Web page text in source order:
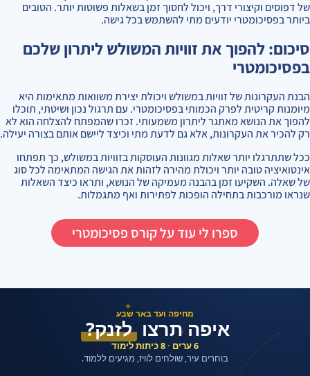
של דפוסים וקיצורי דרך, ויכול לחסוך זמן בשאלות פשוטות יותר. הטובים
ביותר בפסיכומטרי יודעים מתי להשתמש בכל גישה.
סיכום: להפוך את זוויות המשולש ליתרון שלכם
בפסיכומטרי
הבנת העקרונות של זוויות במשולש ויכולת יצירת משוואות מתאימות היא
מיומנות קריטית לפרק הכמותי בפסיכומטרי. עם תרגול נכון ושיטתי, תוכלו
להפוך את הנושא מאתגר ליתרון משמעותי. זכרו שהמפתח להצלחה הוא לא
רק להכיר את העקרונות, אלא גם לדעת מתי וכיצד ליישם אותם בצורה יעילה.
ככל שתתרגלו יותר שאלות מגוונות העוסקות בזוויות במשולש, כך תפתחו
אינטואיציה טובה יותר ויכולת מהירה לזהות את הגישה המתאימה לכל סוג
של שאלה. השקיעו זמן בהבנה מעמיקה של הנושא, ותראו כיצד השאלות
שנראו מורכבות בתחילה הופכות לפתירות ואף מתגמלות.
ספרו לי עוד על קורס פסיכומטרי
✦
✦
מחיפה ועד באר שבע
איפה תרצולזנק?
6 ערים · 8 כיתות לימוד
בוחרים עיר, שולחים לוויז, מגיעים ללמוד.